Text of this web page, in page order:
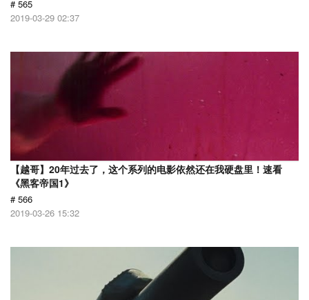
# 565
2019-03-29 02:37
【越哥】20年过去了，这个系列的电影依然还在我硬盘里！速看
《黑客帝国1》
# 566
2019-03-26 15:32